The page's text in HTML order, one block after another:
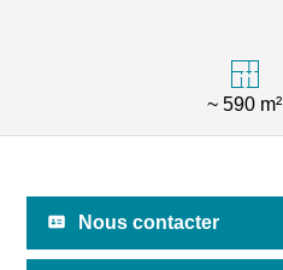
~ 590 m²
Nous contacter